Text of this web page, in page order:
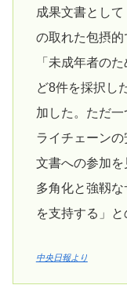
成果文書とし
の取れた包摂的
「未成年者の
ど8件を採択し
加した。ただ
ライチェーン
文書への参加
多角化と強靱
を支持する」と
中央日報より